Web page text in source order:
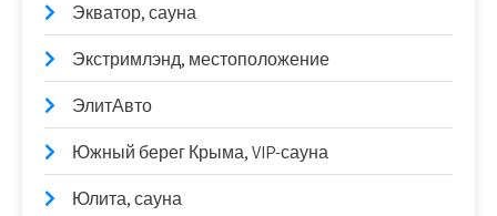
Экватор, сауна
Экстримлэнд, местоположение
ЭлитАвто
Южный берег Крыма, VIP-сауна
Юлита, сауна